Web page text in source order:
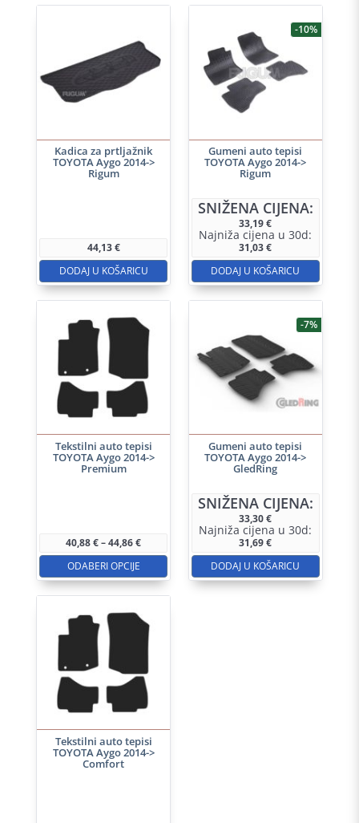
Kadica za prtljažnik
TOYOTA Aygo 2014->
Rigum
44,13€
DODAJ U KOŠARICU
-10%
Gumeni auto tepisi
TOYOTA Aygo 2014->
Rigum
SNIŽENA CIJENA:
33,19€
Najniža cijena u 30d:
31,03€
DODAJ U KOŠARICU
Tekstilni auto tepisi
TOYOTA Aygo 2014->
Premium
40,88€–44,86€Raspon
cijena:
40,88 €
do
44,86 €
ODABERI OPCIJE
više
varijanti.
Opcije
se
mogu
odabrati
na
stranici
-7%
Gumeni auto tepisi
TOYOTA Aygo 2014->
GledRing
SNIŽENA CIJENA:
33,30€
Najniža cijena u 30d:
31,69€
DODAJ U KOŠARICU
Tekstilni auto tepisi
TOYOTA Aygo 2014->
Comfort